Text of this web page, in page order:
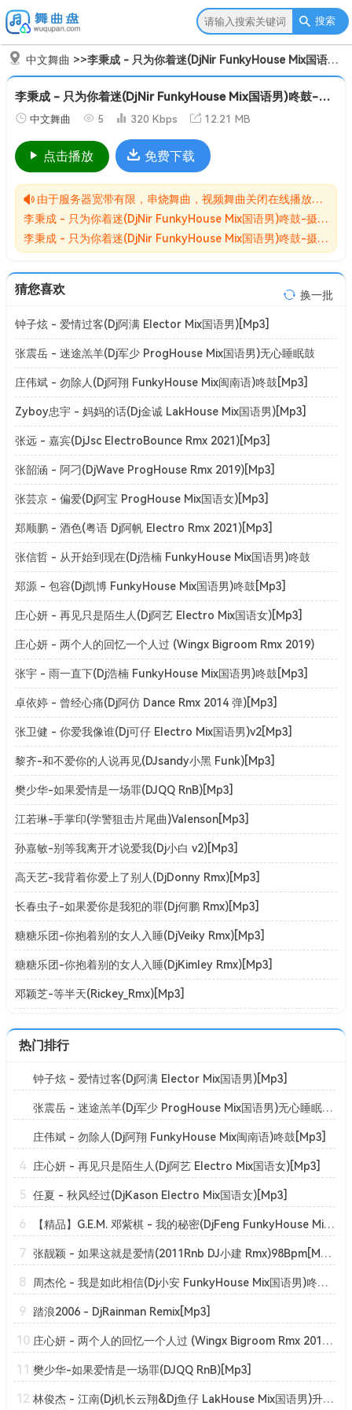
搜索
中文舞曲 >>李秉成 - 只为你着迷(DjNir FunkyHouse Mix国语男)咚鼓-摄魂低音[Mp3]
李秉成 - 只为你着迷(DjNir FunkyHouse Mix国语男)咚鼓-摄魂低音[Mp3]
中文舞曲 5 320 Kbps 12.21 MB
点击播放 免费下载
由于服务器宽带有限，串烧舞曲，视频舞曲关闭在线播放功能,请转存到自己的网盘在进行播放！！！
李秉成 - 只为你着迷(DjNir FunkyHouse Mix国语男)咚鼓-摄魂低音[Mp3]无损MP3歌曲免费下载储存于夸克网盘，夸克网盘为阿里旗下，资源转存到自己的网盘可以在线播放与下载。
李秉成 - 只为你着迷(DjNir FunkyHouse Mix国语男)咚鼓-摄魂低音[Mp3]网盘下载收集于网络，作品版权为原作者所有。如本站有侵害到您权益的歌曲请来信告知我们，我们会立即删除侵害到您权益的内容。
猜您喜欢 换一批
钟子炫 - 爱情过客(Dj阿满 Elector Mix国语男)[Mp3]
张震岳 - 迷途羔羊(Dj军少 ProgHouse Mix国语男)无心睡眠鼓
v2[Mp3]
庄伟斌 - 勿除人(Dj阿翔 FunkyHouse Mix闽南语)咚鼓[Mp3]
Zyboy忠宇 - 妈妈的话(Dj金诚 LakHouse Mix国语男)[Mp3]
张远 - 嘉宾(DjJsc ElectroBounce Rmx 2021)[Mp3]
张韶涵 - 阿刁(DjWave ProgHouse Rmx 2019)[Mp3]
张芸京 - 偏爱(Dj阿宝 ProgHouse Mix国语女)[Mp3]
郑顺鹏 - 酒色(粤语 Dj阿帆 Electro Rmx 2021)[Mp3]
张信哲 - 从开始到现在(Dj浩楠 FunkyHouse Mix国语男)咚鼓
[Mp3]
郑源 - 包容(Dj凯博 FunkyHouse Mix国语男)咚鼓[Mp3]
庄心妍 - 再见只是陌生人(Dj阿艺 Electro Mix国语女)[Mp3]
庄心妍 - 两个人的回忆一个人过 (Wingx Bigroom Rmx 2019)
[Mp3]
张宇 - 雨一直下(Dj浩楠 FunkyHouse Mix国语男)咚鼓[Mp3]
卓依婷 - 曾经心痛(Dj阿仿 Dance Rmx 2014 弹)[Mp3]
张卫健 - 你爱我像谁(Dj可仔 Electro Mix国语男)v2[Mp3]
黎齐-和不爱你的人说再见(DJsandy小黑 Funk)[Mp3]
樊少华-如果爱情是一场罪(DJQQ RnB)[Mp3]
江若琳-手掌印(学警狙击片尾曲)Valenson[Mp3]
孙嘉敏-别等我离开才说爱我(Dj小白 v2)[Mp3]
高天艺-我背着你爱上了别人(DjDonny Rmx)[Mp3]
长春虫子-如果爱你是我犯的罪(Dj何鹏 Rmx)[Mp3]
糖糖乐团-你抱着别的女人入睡(DjVeiky Rmx)[Mp3]
糖糖乐团-你抱着别的女人入睡(DjKimley Rmx)[Mp3]
邓颖芝-等半天(Rickey_Rmx)[Mp3]
热门排行
钟子炫 - 爱情过客(Dj阿满 Elector Mix国语男)[Mp3]
张震岳 - 迷途羔羊(Dj军少 ProgHouse Mix国语男)无心睡眠鼓v2[Mp3]
庄伟斌 - 勿除人(Dj阿翔 FunkyHouse Mix闽南语)咚鼓[Mp3]
4 庄心妍 - 再见只是陌生人(Dj阿艺 Electro Mix国语女)[Mp3]
5 任夏 - 秋风经过(DjKason Electro Mix国语女)[Mp3]
6 【精品】G.E.M. 邓紫棋 - 我的秘密(DjFeng FunkyHouse Mix国语女)空灵鼓[Mp3]
7 张靓颖 - 如果这就是爱情(2011Rnb DJ小建 Rmx)98Bpm[Mp3]
8 周杰伦 - 我是如此相信(Dj小安 FunkyHouse Mix国语男)咚鼓[Mp3]
9 踏浪2006 - DjRainman Remix[Mp3]
10 庄心妍 - 两个人的回忆一个人过 (Wingx Bigroom Rmx 2019)[Mp3]
11 樊少华-如果爱情是一场罪(DJQQ RnB)[Mp3]
12 林俊杰 - 江南(Dj机长云翔&Dj鱼仔 LakHouse Mix国语男)升级版[Mp3]